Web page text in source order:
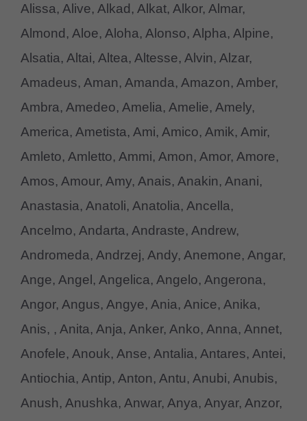
Alissa, Alive, Alkad, Alkat, Alkor, Almar,
Almond, Aloe, Aloha, Alonso, Alpha, Alpine,
Alsatia, Altai, Altea, Altesse, Alvin, Alzar,
Amadeus, Aman, Amanda, Amazon, Amber,
Ambra, Amedeo, Amelia, Amelie, Amely,
America, Ametista, Ami, Amico, Amik, Amir,
Amleto, Amletto, Ammi, Amon, Amor, Amore,
Amos, Amour, Amy, Anais, Anakin, Anani,
Anastasia, Anatoli, Anatolia, Ancella,
Ancelmo, Andarta, Andraste, Andrew,
Andromeda, Andrzej, Andy, Anemone, Angar,
Ange, Angel, Angelica, Angelo, Angerona,
Angor, Angus, Angye, Ania, Anice, Anika,
Anis, , Anita, Anja, Anker, Anko, Anna, Annet,
Anofele, Anouk, Anse, Antalia, Antares, Antei,
Antiochia, Antip, Anton, Antu, Anubi, Anubis,
Anush, Anushka, Anwar, Anya, Anyar, Anzor,